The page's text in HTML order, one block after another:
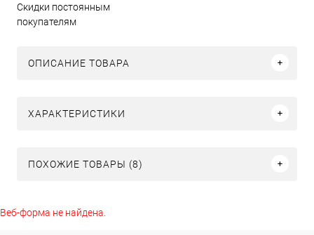
Скидки постоянным
покупателям
ОПИСАНИЕ ТОВАРА
ХАРАКТЕРИСТИКИ
ПОХОЖИЕ ТОВАРЫ (8)
Веб-форма не найдена.